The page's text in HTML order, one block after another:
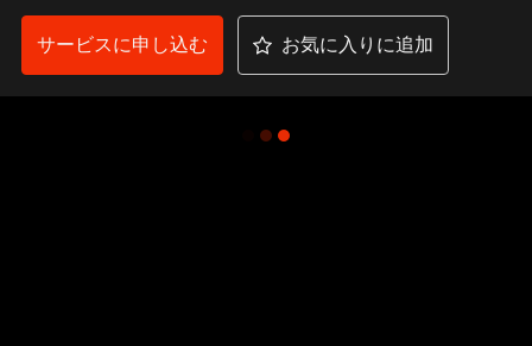
見つかった錆びた針金製のブローチを見て、がく然！
サービスに申し込む お気に入りに追加